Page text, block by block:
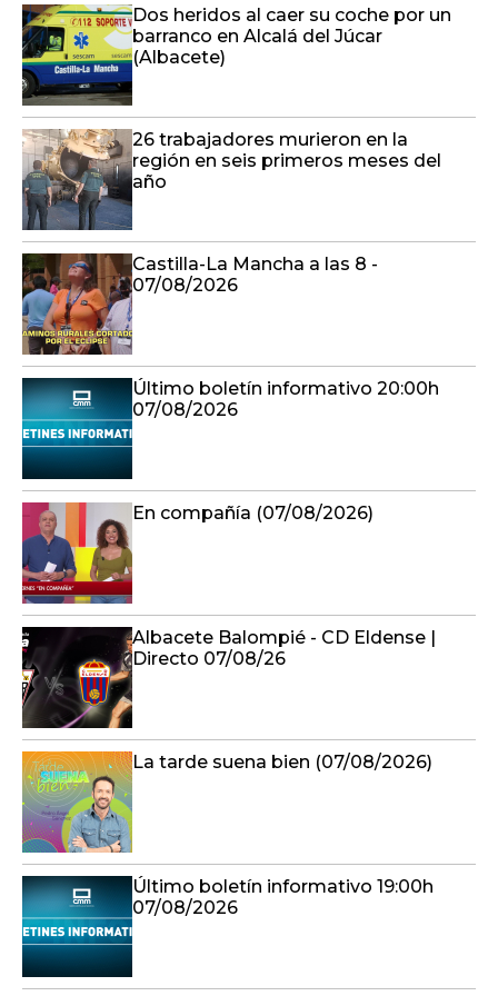
Dos heridos al caer su coche por un
barranco en Alcalá del Júcar
(Albacete)
26 trabajadores murieron en la
región en seis primeros meses del
año
Castilla-La Mancha a las 8 -
07/08/2026
Último boletín informativo 20:00h
07/08/2026
En compañía (07/08/2026)
Albacete Balompié - CD Eldense |
Directo 07/08/26
La tarde suena bien (07/08/2026)
Último boletín informativo 19:00h
07/08/2026